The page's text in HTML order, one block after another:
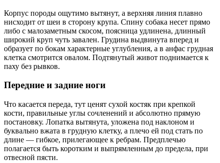
Корпус породы ощутимо вытянут, а верхняя линия плавно
нисходит от шеи в сторону крупа. Спину собака несет прямо
либо с малозаметным скосом, поясница удлинена, длинный
широкий круп чуть завален. Грудина выдвинута вперед и
образует по бокам характерные углубления, а в анфас грудная
клетка смотрится овалом. Подтянутый живот поднимается к
паху без рывков.
Передние и задние ноги
Что касается переда, тут ценят сухой костяк при крепкой
кости, правильные углы сочленений и абсолютно прямую
постановку. Лопатка вытянута, уложена под наклоном и
буквально вжата в грудную клетку, а плечо ей под стать по
длине — гибкое, прилегающее к ребрам. Предплечью
полагается быть коротким и выпрямленным до предела, при
отвесной пясти.